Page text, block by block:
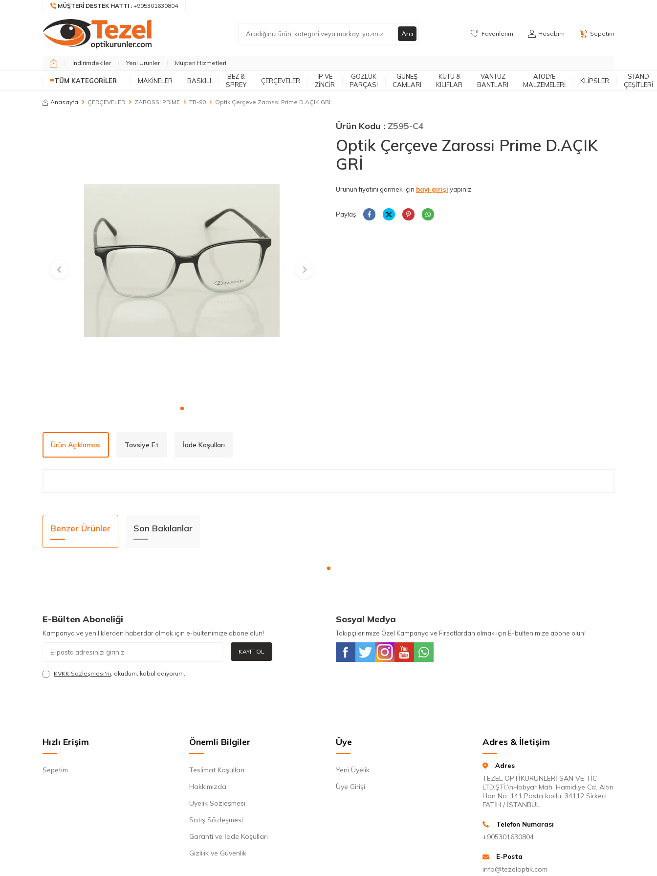
MÜŞTERI DESTEK HATTI : +905301630804
Ara 0 Favorilerim Hesabım 0 Sepetim
İndirimdekiler Yeni Ürünler Müşteri Hizmetleri
TÜM KATEGORILER MAKİNELER BASKILI
BEZ &
SPREY
ÇERÇEVELER
İP VE
ZİNCİR
GÖZLÜK
PARÇASI
GÜNEŞ
CAMLARI
KUTU &
KILIFLAR
VANTUZ
BANTLARI
ATÖLYE
MALZEMELERİ
KLIPSLER
STAND
ÇEŞITLERI
Anasayfa ÇERÇEVELER ZAROSSI PRİME TR-90 Optik Çerçeve Zarossi Prime D.AÇIK GRİ
Ürün Kodu : Z595-C4
Optik Çerçeve Zarossi Prime D.AÇIK
GRİ
Ürünün fiyatını görmek için bayi girişi yapınız
Paylaş
Ürün Açıklaması Tavsiye Et İade Koşulları
Benzer Ürünler Son Bakılanlar
E-Bülten Aboneliği
Kampanya ve yeniliklerden haberdar olmak için e-bültenimize abone olun!
KAYIT OL
KVKK Sözleşmesi'ni, okudum, kabul ediyorum.
Sosyal Medya
Takipçilerimize Özel Kampanya ve Fırsatlardan olmak için E-bültenimize abone olun!
Hızlı Erişim
Sepetim
Önemli Bilgiler
Teslimat Koşulları
Hakkımızda
Üyelik Sözleşmesi
Satış Sözleşmesi
Garanti ve İade Koşulları
Gizlilik ve Güvenlik
Üye
Yeni Üyelik
Üye Girişi
Adres & İletişim
Adres
TEZEL OPTİKÜRÜNLERİ SAN VE TİC
LTD.ŞTİ.\nHobyar Mah. Hamidiye Cd. Altın
Han No: 141 Posta kodu: 34112 Sirkeci
FATİH / İSTANBUL
Telefon Numarası
+905301630804
E-Posta
info@tezeloptik.com